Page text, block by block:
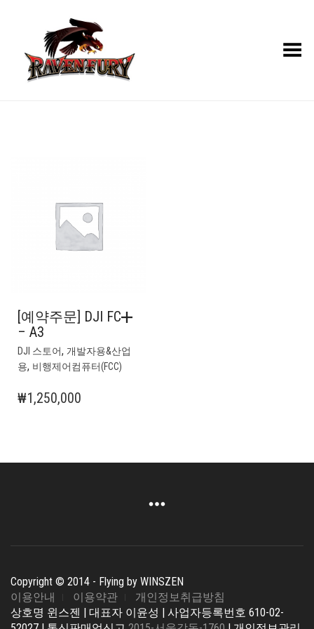
Toggle Menu
[예약주문] DJI FC
– A3
DJI 스토어, 개발자용&산업
용, 비행제어컴퓨터(FCC)
₩1,250,000
Copyright © 2014 - Flying by WINSZEN
이용안내
이용약관
개인정보취급방침
상호명 윈스젠 | 대표자 이윤성 | 사업자등록번호 610-02-